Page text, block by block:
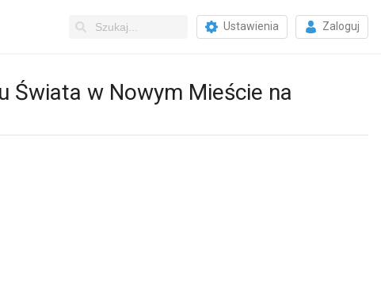
Ustawienia Zaloguj
Świata w Nowym Mieście na